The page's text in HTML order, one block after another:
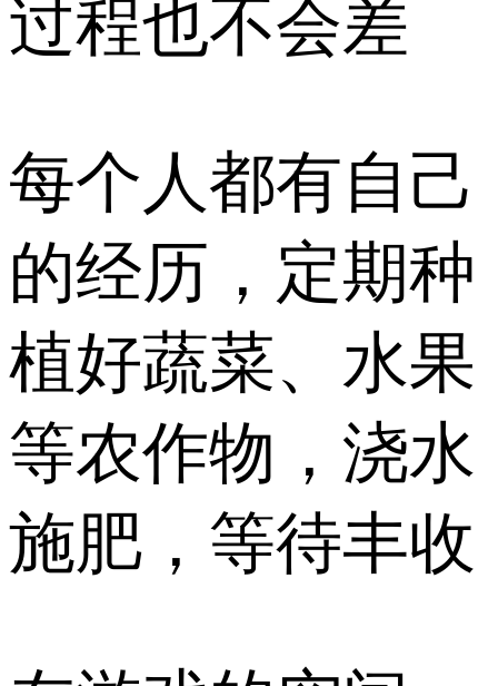
过程也不会差
每个人都有自己
的经历，定期种
植好蔬菜、水果
等农作物，浇水
施肥，等待丰收